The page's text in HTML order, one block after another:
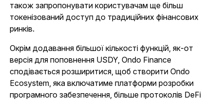
також запропонувати користувачам ще більш
токенізований доступ до традиційних фінансових
ринків.
Окрім додавання більшої кількості функцій, як-от
версія для поповнення USDY, Ondo Finance
сподівається розширитися, щоб створити Ondo
Ecosystem, яка включатиме платформи розробки
програмного забезпечення, більше протоколів DeFi